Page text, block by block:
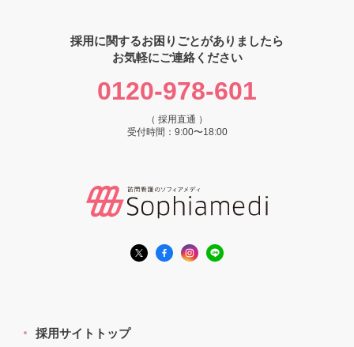
採用に関するお困りごとがありましたら
お気軽にご連絡ください
0120-978-601
（ 採用直通 ）
受付時間：9:00〜18:00
採用サイトトップ